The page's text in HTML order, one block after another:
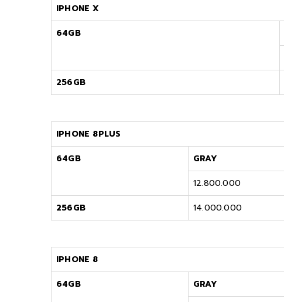
IPHONE X
64GB
256GB
IPHONE 8PLUS
64GB
GRAY
12.800.000
256GB 14.000.000
IPHONE 8
64GB
GRAY